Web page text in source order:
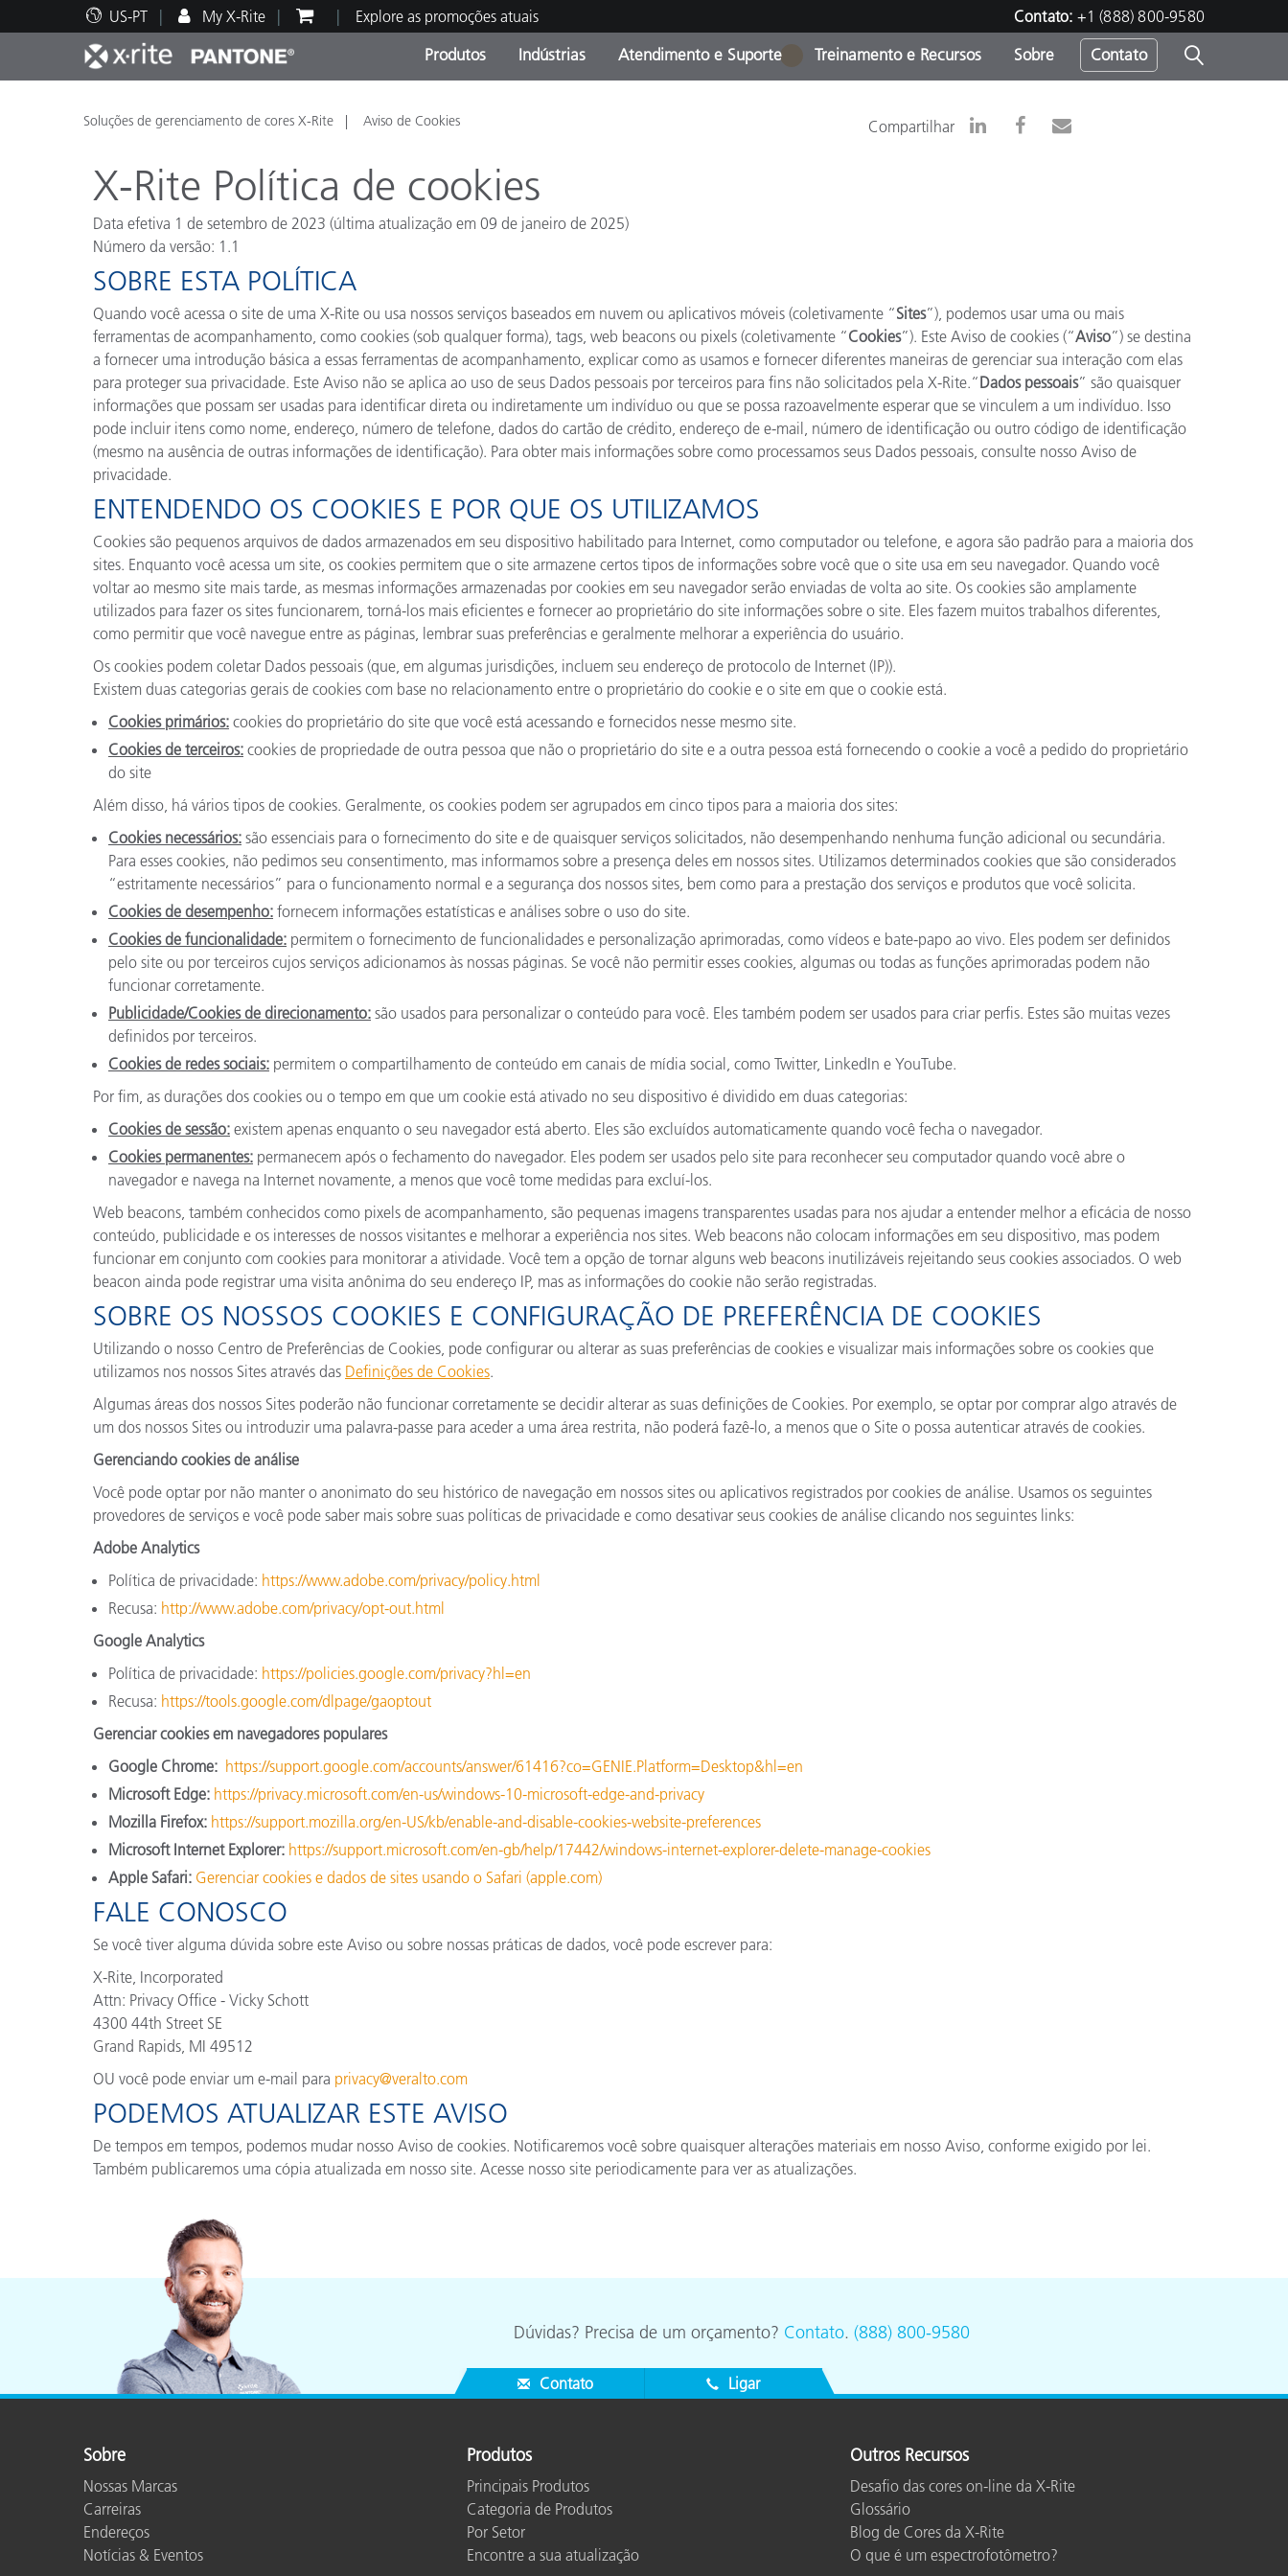
US-PT My X-Rite Explore as promoções atuais Contato: +1 (888) 800-9580
Produtos
Principais produtos Categoria de Produtos
Indústrias
Impressão e Embalagem
Automotiva
Plásticos
Tintas e Revestimentos
Manufatura de Cosméticos
Food Color Measurement
Ciências Biológicas
Produtos Eletrônicos
Papel
Atendimento e Suporte
Suporte Técnico Serviço de Manutenção
Treinamento e Recursos
Recursos Educacionais Formação
Sobre Contato
1
Soluções de gerenciamento de cores X-Rite Aviso de Cookies Compartilhar
X-Rite Política de cookies
Data efetiva 1 de setembro de 2023 (última atualização em 09 de janeiro de 2025)
Número da versão: 1.1
SOBRE ESTA POLÍTICA
Quando você acessa o site de uma X-Rite ou usa nossos serviços baseados em nuvem ou aplicativos móveis (coletivamente “Sites”), podemos usar uma ou mais
ferramentas de acompanhamento, como cookies (sob qualquer forma), tags, web beacons ou pixels (coletivamente “Cookies”). Este Aviso de cookies (“Aviso”) se destina
a fornecer uma introdução básica a essas ferramentas de acompanhamento, explicar como as usamos e fornecer diferentes maneiras de gerenciar sua interação com elas
para proteger sua privacidade. Este Aviso não se aplica ao uso de seus Dados pessoais por terceiros para fins não solicitados pela X-Rite.“Dados pessoais” são quaisquer
informações que possam ser usadas para identificar direta ou indiretamente um indivíduo ou que se possa razoavelmente esperar que se vinculem a um indivíduo. Isso
pode incluir itens como nome, endereço, número de telefone, dados do cartão de crédito, endereço de e-mail, número de identificação ou outro código de identificação
(mesmo na ausência de outras informações de identificação). Para obter mais informações sobre como processamos seus Dados pessoais, consulte nosso Aviso de
privacidade.
ENTENDENDO OS COOKIES E POR QUE OS UTILIZAMOS
Cookies são pequenos arquivos de dados armazenados em seu dispositivo habilitado para Internet, como computador ou telefone, e agora são padrão para a maioria dos
sites. Enquanto você acessa um site, os cookies permitem que o site armazene certos tipos de informações sobre você que o site usa em seu navegador. Quando você
voltar ao mesmo site mais tarde, as mesmas informações armazenadas por cookies em seu navegador serão enviadas de volta ao site. Os cookies são amplamente
utilizados para fazer os sites funcionarem, torná-los mais eficientes e fornecer ao proprietário do site informações sobre o site. Eles fazem muitos trabalhos diferentes,
como permitir que você navegue entre as páginas, lembrar suas preferências e geralmente melhorar a experiência do usuário.
Os cookies podem coletar Dados pessoais (que, em algumas jurisdições, incluem seu endereço de protocolo de Internet (IP)).
Existem duas categorias gerais de cookies com base no relacionamento entre o proprietário do cookie e o site em que o cookie está.
Cookies primários: cookies do proprietário do site que você está acessando e fornecidos nesse mesmo site.
Cookies de terceiros: cookies de propriedade de outra pessoa que não o proprietário do site e a outra pessoa está fornecendo o cookie a você a pedido do proprietário
do site
Além disso, há vários tipos de cookies. Geralmente, os cookies podem ser agrupados em cinco tipos para a maioria dos sites:
Cookies necessários: são essenciais para o fornecimento do site e de quaisquer serviços solicitados, não desempenhando nenhuma função adicional ou secundária.
Para esses cookies, não pedimos seu consentimento, mas informamos sobre a presença deles em nossos sites. Utilizamos determinados cookies que são considerados
“estritamente necessários” para o funcionamento normal e a segurança dos nossos sites, bem como para a prestação dos serviços e produtos que você solicita.
Cookies de desempenho: fornecem informações estatísticas e análises sobre o uso do site.
Cookies de funcionalidade: permitem o fornecimento de funcionalidades e personalização aprimoradas, como vídeos e bate-papo ao vivo. Eles podem ser definidos
pelo site ou por terceiros cujos serviços adicionamos às nossas páginas. Se você não permitir esses cookies, algumas ou todas as funções aprimoradas podem não
funcionar corretamente.
Publicidade/Cookies de direcionamento: são usados para personalizar o conteúdo para você. Eles também podem ser usados para criar perfis. Estes são muitas vezes
definidos por terceiros.
Cookies de redes sociais: permitem o compartilhamento de conteúdo em canais de mídia social, como Twitter, LinkedIn e YouTube.
Por fim, as durações dos cookies ou o tempo em que um cookie está ativado no seu dispositivo é dividido em duas categorias:
Cookies de sessão: existem apenas enquanto o seu navegador está aberto. Eles são excluídos automaticamente quando você fecha o navegador.
Cookies permanentes: permanecem após o fechamento do navegador. Eles podem ser usados pelo site para reconhecer seu computador quando você abre o
navegador e navega na Internet novamente, a menos que você tome medidas para excluí-los.
Web beacons, também conhecidos como pixels de acompanhamento, são pequenas imagens transparentes usadas para nos ajudar a entender melhor a eficácia de nosso
conteúdo, publicidade e os interesses de nossos visitantes e melhorar a experiência nos sites. Web beacons não colocam informações em seu dispositivo, mas podem
funcionar em conjunto com cookies para monitorar a atividade. Você tem a opção de tornar alguns web beacons inutilizáveis rejeitando seus cookies associados. O web
beacon ainda pode registrar uma visita anônima do seu endereço IP, mas as informações do cookie não serão registradas.
SOBRE OS NOSSOS COOKIES E CONFIGURAÇÃO DE PREFERÊNCIA DE COOKIES
Utilizando o nosso Centro de Preferências de Cookies, pode configurar ou alterar as suas preferências de cookies e visualizar mais informações sobre os cookies que
utilizamos nos nossos Sites através das Definições de Cookies.
Algumas áreas dos nossos Sites poderão não funcionar corretamente se decidir alterar as suas definições de Cookies. Por exemplo, se optar por comprar algo através de
um dos nossos Sites ou introduzir uma palavra-passe para aceder a uma área restrita, não poderá fazê-lo, a menos que o Site o possa autenticar através de cookies.
Gerenciando cookies de análise
Você pode optar por não manter o anonimato do seu histórico de navegação em nossos sites ou aplicativos registrados por cookies de análise. Usamos os seguintes
provedores de serviços e você pode saber mais sobre suas políticas de privacidade e como desativar seus cookies de análise clicando nos seguintes links:
Adobe Analytics
Política de privacidade: https://www.adobe.com/privacy/policy.html
Recusa: http://www.adobe.com/privacy/opt-out.html
Google Analytics
Política de privacidade: https://policies.google.com/privacy?hl=en
Recusa: https://tools.google.com/dlpage/gaoptout
Gerenciar cookies em navegadores populares
Google Chrome: https://support.google.com/accounts/answer/61416?co=GENIE.Platform=Desktop&hl=en
Microsoft Edge: https://privacy.microsoft.com/en-us/windows-10-microsoft-edge-and-privacy
Mozilla Firefox: https://support.mozilla.org/en-US/kb/enable-and-disable-cookies-website-preferences
Microsoft Internet Explorer: https://support.microsoft.com/en-gb/help/17442/windows-internet-explorer-delete-manage-cookies
Apple Safari: Gerenciar cookies e dados de sites usando o Safari (apple.com)
FALE CONOSCO
Se você tiver alguma dúvida sobre este Aviso ou sobre nossas práticas de dados, você pode escrever para:
X-Rite, Incorporated
Attn: Privacy Office - Vicky Schott
4300 44th Street SE
Grand Rapids, MI 49512
OU você pode enviar um e-mail para privacy@veralto.com
PODEMOS ATUALIZAR ESTE AVISO
De tempos em tempos, podemos mudar nosso Aviso de cookies. Notificaremos você sobre quaisquer alterações materiais em nosso Aviso, conforme exigido por lei.
Também publicaremos uma cópia atualizada em nosso site. Acesse nosso site periodicamente para ver as atualizações.
Dúvidas? Precisa de um orçamento? Contato. (888) 800-9580
Contato Ligar
Sobre
Nossas Marcas
Carreiras
Endereços
Notícias & Eventos
Produtos
Principais Produtos
Categoria de Produtos
Por Setor
Encontre a sua atualização
Outros Recursos
Desafio das cores on-line da X-Rite
Glossário
Blog de Cores da X-Rite
O que é um espectrofotômetro?